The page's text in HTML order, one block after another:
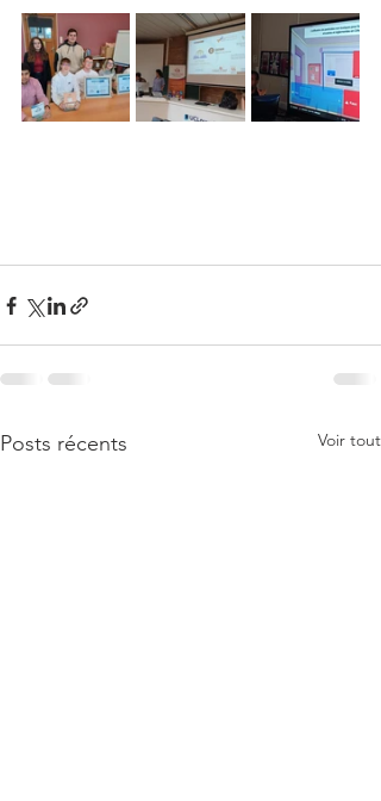
Posts récents Voir tout